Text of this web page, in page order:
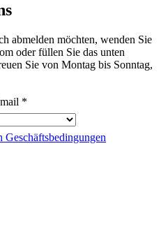
abmelden möchten, wenden Sie
oder füllen Sie das unten
Sie von Montag bis Sonntag,
*
Geschäftsbedingungen